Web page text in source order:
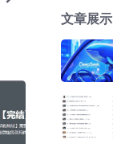
文章展示